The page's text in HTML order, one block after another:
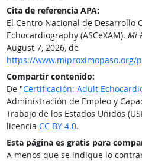
Cita de referencia APA:
El Centro Nacional de Desarrollo
Echocardiography (ASCeXAM). Mi
August 7, 2026, de
https://www.miproximopaso.org/
Compartir contenido:
De "Certificación: Adult
Administración de Empleo y
Trabajo de los Estados Unidos
licencia CC BY 4.0.
Esta página es gratis para
A menos que se indique lo